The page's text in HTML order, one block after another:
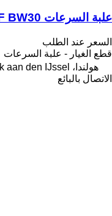
علبة السرعات ZF BW30 لـ وسيلة نقل مائية
السعر عند الطلب
قطع الغيار - علبة السرعات
هولندا، Nieuwerkerk aan den IJssel
الاتصال بالبائع